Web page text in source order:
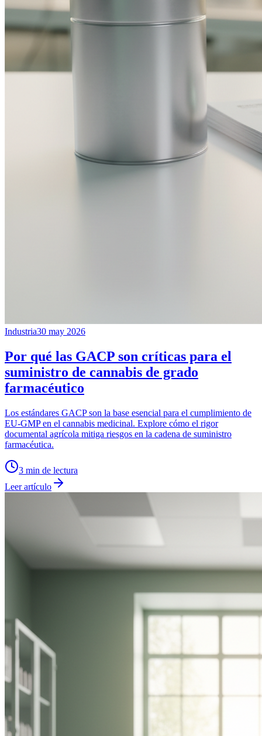
Industria30 may 2026
Por qué las GACP son críticas para el
suministro de cannabis de grado
farmacéutico
Los estándares GACP son la base esencial para el cumplimiento de
EU-GMP en el cannabis medicinal. Explore cómo el rigor
documental agrícola mitiga riesgos en la cadena de suministro
farmacéutica.
3 min de lectura
Leer artículo